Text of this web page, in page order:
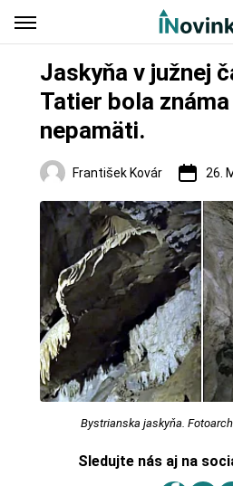
Jaskyňa v južnej
Tatier bola
nepamäti.
František Kovár 26.
Regióny
Bystrianska jaskyňa.
Sledujte nás aj na